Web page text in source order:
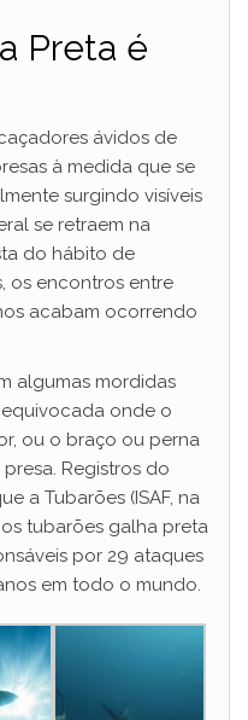
Preta é
ávidos de
à medida que se
surgindo visíveis
se retraem na
do hábito de
os encontros entre
acabam ocorrendo
algumas mordidas
onde o
ou o braço ou perna
Registros do
a Tubarões (ISAF, na
tubarões galha preta
por 29 ataques
em todo o mundo.